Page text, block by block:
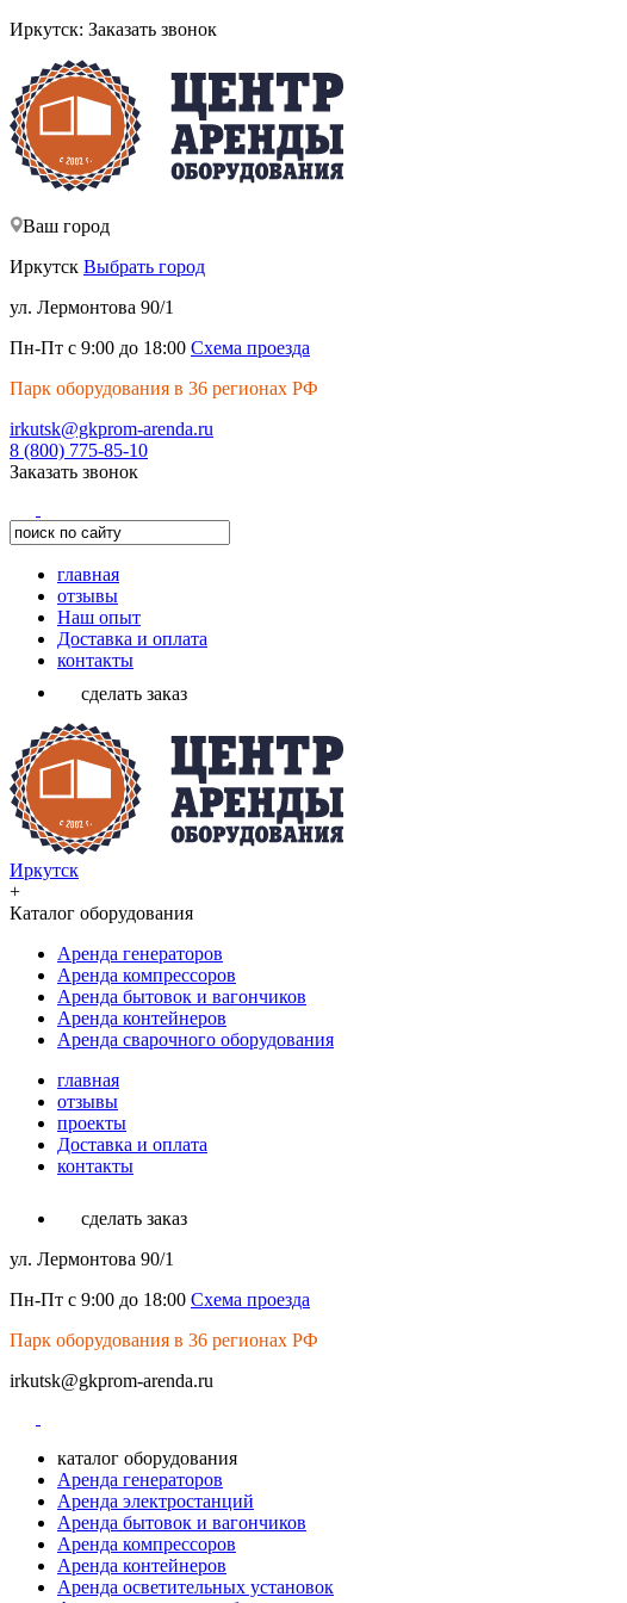
Иркутск: Заказать звонок
Ваш город
Иркутск Выбрать город
ул. Лермонтова 90/1
Пн-Пт с 9:00 до 18:00 Схема проезда
Парк оборудования в 36 регионах РФ
irkutsk@gkprom-arenda.ru
8 (800) 775-85-10
Заказать звонок
главная
отзывы
Наш опыт
Доставка и оплата
контакты
сделать заказ
Иркутск
+
Каталог оборудования
Аренда генераторов
Аренда компрессоров
Аренда бытовок и вагончиков
Аренда контейнеров
Аренда сварочного оборудования
главная
отзывы
проекты
Доставка и оплата
контакты
сделать заказ
ул. Лермонтова 90/1
Пн-Пт с 9:00 до 18:00 Схема проезда
Парк оборудования в 36 регионах РФ
irkutsk@gkprom-arenda.ru
каталог оборудования
Аренда генераторов
Аренда электростанций
Аренда бытовок и вагончиков
Аренда компрессоров
Аренда контейнеров
Аренда осветительных установок